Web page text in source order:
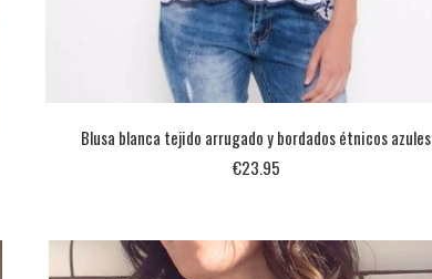
Blusa blanca tejido arrugado y bordados étnicos azules
€23.95